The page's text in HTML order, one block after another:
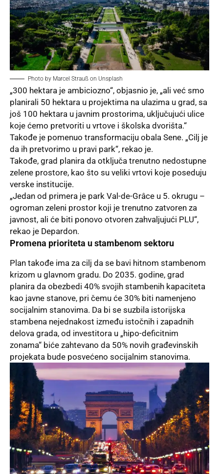
Photo by Marcel Strauß on Unsplash
„300 hektara je ambiciozno“, objasnio je, „ali već smo
planirali 50 hektara u projektima na ulazima u grad, sa
još 100 hektara u javnim prostorima, uključujući ulice
koje ćemo pretvoriti u vrtove i školska dvorišta.“
Takođe je pomenuo transformaciju obala Sene. „Cilj je
da ih pretvorimo u pravi park“, rekao je.
Takođe, grad planira da otključa trenutno nedostupne
zelene prostore, kao što su veliki vrtovi koje poseduju
verske institucije.
„Jedan od primera je park Val-de-Grâce u 5. okrugu –
ogroman zeleni prostor koji je trenutno zatvoren za
javnost, ali će biti ponovo otvoren zahvaljujući PLU“,
rekao je Depardon.
Promena prioriteta u stambenom sektoru
Plan takođe ima za cilj da se bavi hitnom stambenom
krizom u glavnom gradu. Do 2035. godine, grad
planira da obezbedi 40% svojih stambenih kapaciteta
kao javne stanove, pri čemu će 30% biti namenjeno
socijalnim stanovima. Da bi se suzbila istorijska
stambena nejednakost između istočnih i zapadnih
delova grada, od investitora u „hipo-deficitnim
zonama“ biće zahtevano da 50% novih građevinskih
projekata bude posvećeno socijalnim stanovima.